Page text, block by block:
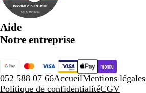
Aide
Notre entreprise
052 588 07 66AccueilMentions légales
Politique de confidentialitéCGV